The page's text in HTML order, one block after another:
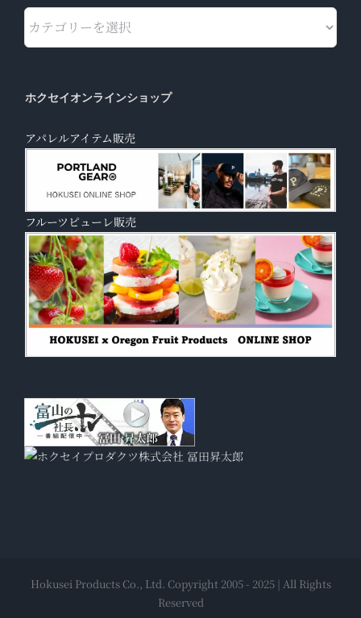
Category
ホクセイオンラインショップ
アパレルアイテム販売
フルーツピューレ販売
Hokusei Products Co., Ltd. Copyright 2005 - 2025 | All Rights
Reserved